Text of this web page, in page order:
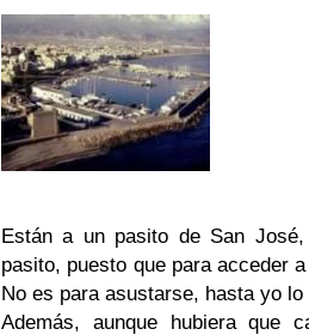
Están a un pasito de San
pasito, puesto que para acceder
No es para asustarse, hasta yo
Además, aunque hubiera que